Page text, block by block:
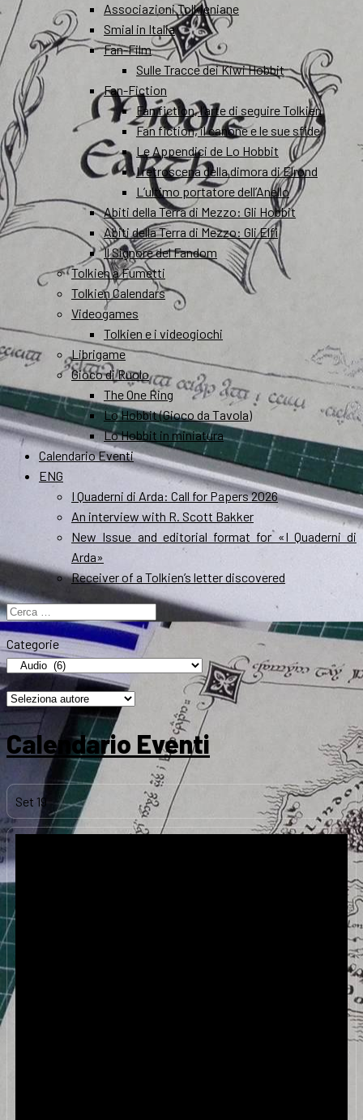
Associazioni Tolkieniane
Smial in Italia
Fan-Film
Sulle Tracce dei Kiwi Hobbit
Fan-Fiction
Fan fiction, l’arte di seguire Tolkien
Fan fiction, il canone e le sue sfide
Le Appendici de Lo Hobbit
I retroscena della dimora di Elrond
L’ultimo portatore dell’Anello
Abiti della Terra di Mezzo: Gli Hobbit
Abiti della Terra di Mezzo: Gli Elfi
Il Signore del Fandom
Tolkien a Fumetti
Tolkien Calendars
Videogames
Tolkien e i videogiochi
Librigame
Gioco di Ruolo
The One Ring
Lo Hobbit (Gioco da Tavola)
Lo Hobbit in miniatura
Calendario Eventi
ENG
I Quaderni di Arda: Call for Papers 2026
An interview with R. Scott Bakker
New Issue and editorial format for «I Quaderni di
Arda»
Receiver of a Tolkien’s letter discovered
Ricerca
per:
Categorie
Calendario Eventi
Set 19